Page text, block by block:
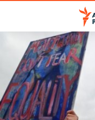
main
content
Skip
to
main
ЖАҢАЛЫҚТАР
САЯСАТ
AZATTYQTV
ҚАҢТАР ОҚИҒАСЫ